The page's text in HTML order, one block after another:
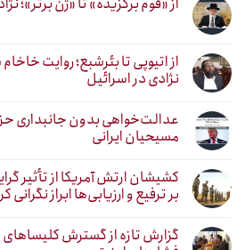
از اتیوپی تا بئرشبع؛ روایت
نژادی در اسرائیل
عدالت‌خواهی بدون جانبداری
مسیحیان ایرانی
کشیشان ارتش آمریکا از تأثیر
بر ترفیع و ارزیابی‌ها ابراز نگرانی
گزارش تازه از گسترش کلیساهای